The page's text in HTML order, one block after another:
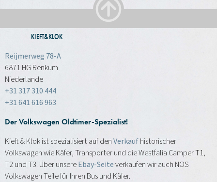
KIEFT&KLOK
Reijmerweg 78-A
6871 HG Renkum
Niederlande
+31 317 310 444
+31 641 616 963
Der Volkswagen Oldtimer-Spezialist!
Kieft & Klok ist spezialisiert auf denVerkaufhistorischer
Volkswagen wie Käfer, Transporter und die Westfalia Camper T1,
T2 und T3. Über unsereEbay-Seiteverkaufen wir auch NOS
Volkswagen Teile für Ihren Bus und Käfer.